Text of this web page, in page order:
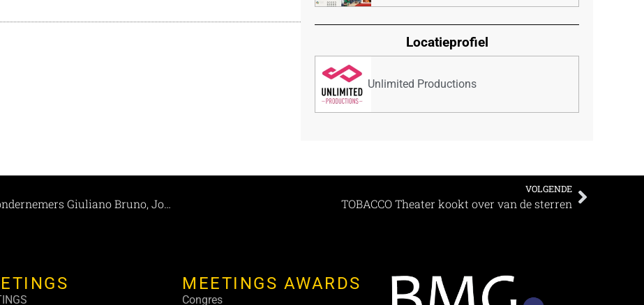
Locatieprofiel
Unlimited Productions
Nieuwe Mardaga uitbaters, de Limburgse ondernemers Giuliano Bruno, Jos Haumont en Luc Didden nemen nu ook Brasserie ’t Stasjon in As over.
VOLGENDE
TOBACCO Theater kookt over van de sterren
MEETINGS AWARDS
Congres